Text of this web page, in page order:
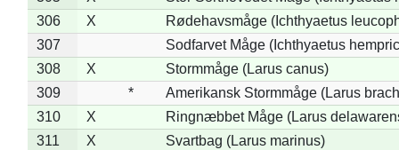
306
X
Rødehavsmåge (Ichthyaetus
307
Sodfarvet Måge (Ichthyaetus
308
X
Stormmåge (Larus canus)
309
*
Amerikansk Stormmåge (Larus
310
X
Ringnæbbet Måge (Larus
311
X
Svartbag (Larus marinus)